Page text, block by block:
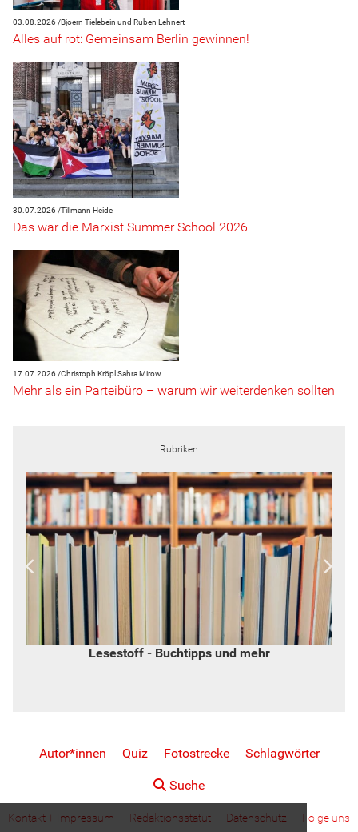
03.08.2026 /Bjoern Tielebein und Ruben Lehnert
Alles auf rot: Gemeinsam Berlin gewinnen!
30.07.2026 /Tillmann Heide
Das war die Marxist Summer School 2026
17.07.2026 /Christoph Kröpl Sahra Mirow
Mehr als ein Parteibüro – warum wir weiterdenken sollten
Rubriken
Lesestoff - Buchtipps und mehr
Autor*innen Quiz Fotostrecke Schlagwörter
Suche
Kontakt + Impressum Redaktionsstatut Datenschutz Folge uns